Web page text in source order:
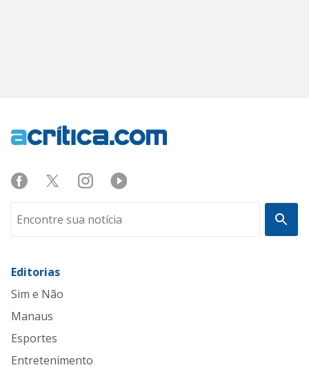
Editorias
Sim e Não
Manaus
Esportes
Entretenimento